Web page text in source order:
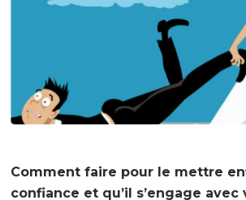
Comment faire pour le mettre
confiance et qu’il s’engage avec